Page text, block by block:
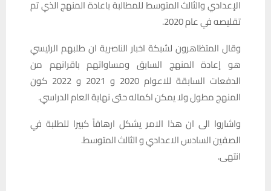
الإعدادي والثالث المتوسط للمطالبة باعادة المنهج الذي تم
تقليصه في عام 2020.
وقال المتظاهرون لشبكة اخبار الناصرية ان طلبهم الرئيسي
هو إعادة المنهج السابق ومساواتهم باقرانهم من
الدفعات السابقة للاعوام 2020 و 2021 و 2022 كون
المنهج مطول ولا يمكن اكماله حتى نهاية العام الدراسي.
واشاروا الى ان هذا الامر يشكل ارهاقاً كبيرا للطلبة في
الصفين السادس الاعدادي و الثالث المتوسط.
انتهى.